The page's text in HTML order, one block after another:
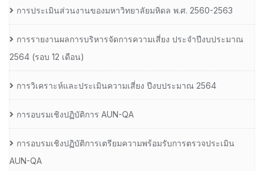
การประเมินส่วนงานของมหาวิทยาลัยมหิดล พ.ศ. 2560-2563
การรายงานผลการบริหารจัดการความเสี่ยง ประจำปีงบประมาณ
2564 (รอบ 12 เดือน)
การวิเคราะห์และประเมินความเสี่ยง ปีงบประมาณ 2564
การอบรมเชิงปฏิบัติการ AUN-QA
การอบรมเชิงปฏิบัติการเตรียมความพร้อมรับการตรวจประเมิน
AUN-QA